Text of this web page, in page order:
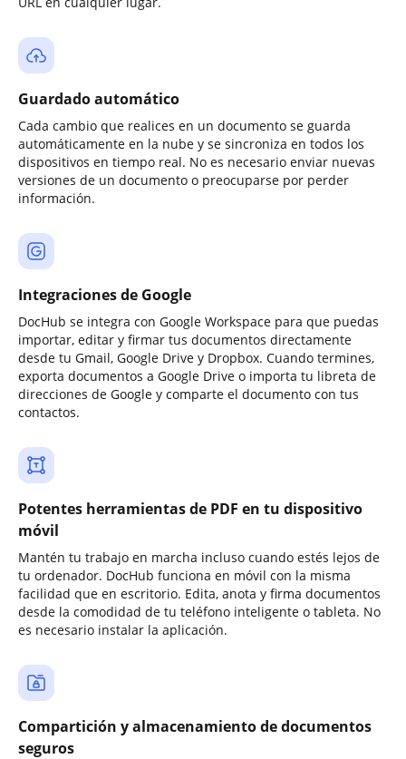
Guardado automático
Cada cambio que realices en un documento se guarda
automáticamente en la nube y se sincroniza en todos los
dispositivos en tiempo real. No es necesario enviar nuevas
versiones de un documento o preocuparse por perder
información.
Integraciones de Google
DocHub se integra con Google Workspace para que puedas
importar, editar y firmar tus documentos directamente
desde tu Gmail, Google Drive y Dropbox. Cuando termines,
exporta documentos a Google Drive o importa tu libreta de
direcciones de Google y comparte el documento con tus
contactos.
Potentes herramientas de PDF en tu dispositivo
móvil
Mantén tu trabajo en marcha incluso cuando estés lejos de
tu ordenador. DocHub funciona en móvil con la misma
facilidad que en escritorio. Edita, anota y firma documentos
desde la comodidad de tu teléfono inteligente o tableta. No
es necesario instalar la aplicación.
Compartición y almacenamiento de documentos
seguros